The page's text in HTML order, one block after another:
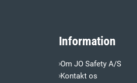
Information
Om JO Safety A/S
Kontakt os